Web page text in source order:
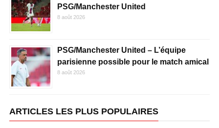
PSG/Manchester United
8 août 2026
PSG/Manchester United – L’équipe
parisienne possible pour le match amical
8 août 2026
ARTICLES LES PLUS POPULAIRES